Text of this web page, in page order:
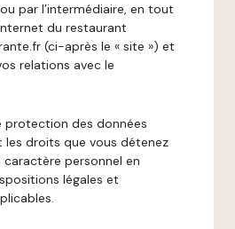
par l’intermédiaire, en tout
du restaurant
(ci-après le « site ») et
relations avec le
des données
les droits que vous détenez
caractère personnel en
légales et